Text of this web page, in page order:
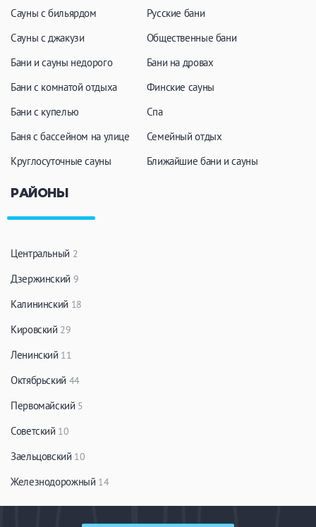
Сауны с бильярдом
Сауны с джакузи
Бани и сауны недорого
Бани с комнатой отдыха
Бани с купелью
Баня с бассейном на улице
Круглосуточные сауны
Русские бани
Общественные бани
Бани на дровах
Финские сауны
Спа
Семейный отдых
Ближайшие бани и сауны
РАЙОНЫ
Центральный 2
Дзержинский 9
Калининский 18
Кировский 29
Ленинский 11
Октябрьский 44
Первомайский 5
Советский 10
Заельцовский 10
Железнодорожный 14